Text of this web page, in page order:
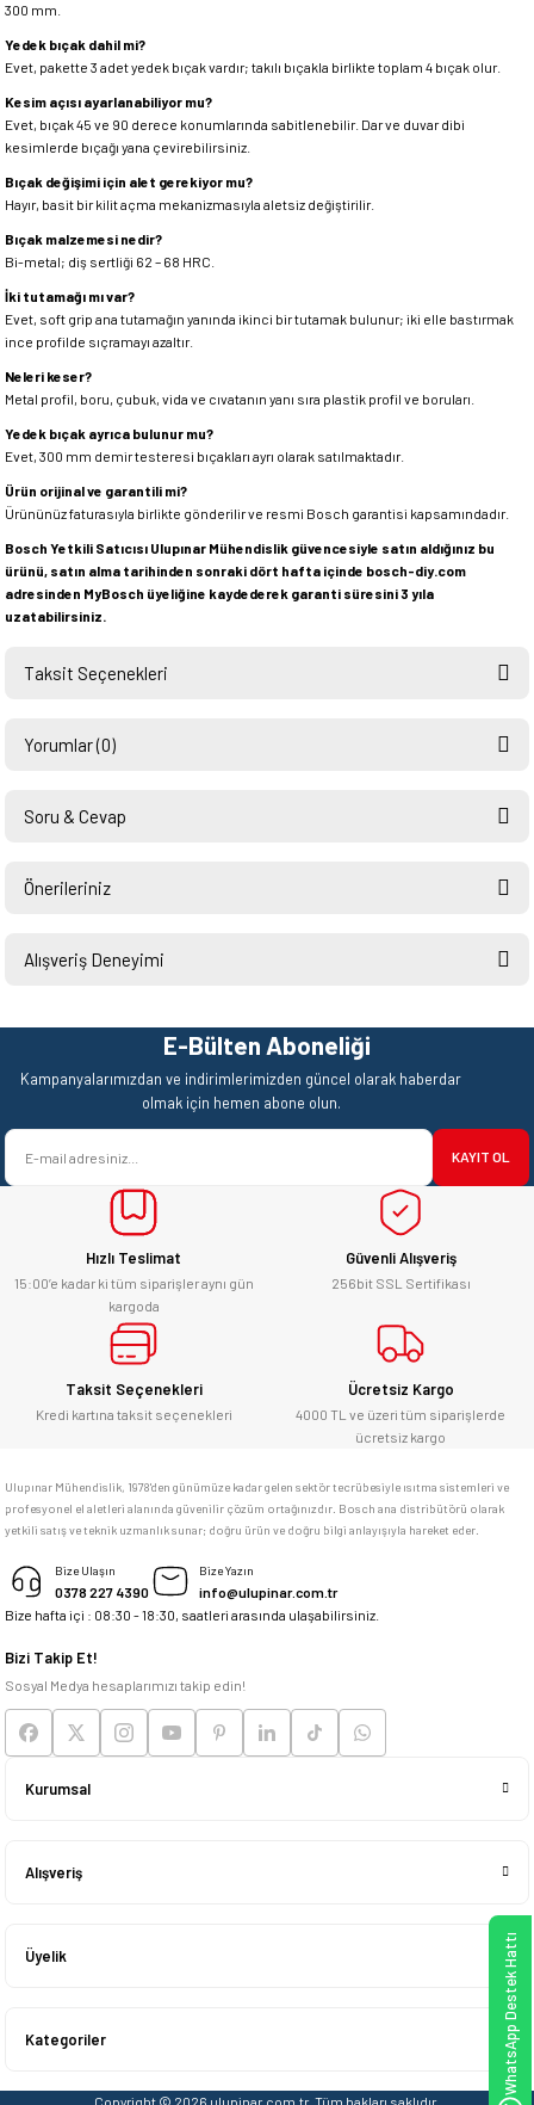
300 mm.
Yedek bıçak dahil mi?
Evet, pakette 3 adet yedek bıçak vardır; takılı bıçakla birlikte toplam 4 bıçak olur.
Kesim açısı ayarlanabiliyor mu?
Evet, bıçak 45 ve 90 derece konumlarında sabitlenebilir. Dar ve duvar dibi
kesimlerde bıçağı yana çevirebilirsiniz.
Bıçak değişimi için alet gerekiyor mu?
Hayır, basit bir kilit açma mekanizmasıyla aletsiz değiştirilir.
Bıçak malzemesi nedir?
Bi-metal; diş sertliği 62 – 68 HRC.
İki tutamağı mı var?
Evet, soft grip ana tutamağın yanında ikinci bir tutamak bulunur; iki elle bastırmak
ince profilde sıçramayı azaltır.
Neleri keser?
Metal profil, boru, çubuk, vida ve cıvatanın yanı sıra plastik profil ve boruları.
Yedek bıçak ayrıca bulunur mu?
Evet, 300 mm demir testeresi bıçakları ayrı olarak satılmaktadır.
Ürün orijinal ve garantili mi?
Ürününüz faturasıyla birlikte gönderilir ve resmi Bosch garantisi kapsamındadır.
Bosch Yetkili Satıcısı Ulupınar Mühendislik güvencesiyle satın aldığınız bu
ürünü, satın alma tarihinden sonraki dört hafta içinde bosch-diy.com
adresinden MyBosch üyeliğine kaydederek garanti süresini 3 yıla
uzatabilirsiniz.
Taksit Seçenekleri
Yorumlar (0)
Soru & Cevap
Önerileriniz
yetersiz gördüğünüz noktaları öneri formunu kullanarak tarafımıza
Ürün resmi kalitesiz, bozuk veya görüntülenemiyor.
Ürün açıklamasında eksik bilgiler bulunuyor.
Ürün bilgilerinde hatalar bulunuyor.
Ürün fiyatı diğer sitelerden daha pahalı.
Bu ürüne benzer farklı alternatifler olmalı.
Alışveriş Deneyimi
Teşekkürler.
Mehmet Kendi | 18/06/2026
satışı ve alış veriş deneyimi gayet
başarılı. hayırlı işler. teşekkürler.
yücel çağatay uzun | 12/06/2026
Kesinlikle orjinal ürün, güvenerek
alabilirsiniz.
E... Ü... | 10/06/2026
Bosch marka alet alacaksam kesinlikle
adresim Ulupınar.com.tr
memnun kaldım
Deneyimini Paylaş
E-Bülten Aboneliği
Kampanyalarımızdan ve indirimlerimizden güncel olarak haberdar
olmak için hemen abone olun.
KAYIT OL
Hızlı Teslimat
15:00’e kadar ki tüm siparişler aynı gün
kargoda
Güvenli Alışveriş
256bit SSL Sertifikası
Taksit Seçenekleri
Kredi kartına taksit seçenekleri
Ücretsiz Kargo
4000 TL ve üzeri tüm siparişlerde
ücretsiz kargo
Ulupınar Mühendislik, 1978'den günümüze kadar gelen sektör tecrübesiyle ısıtma sistemleri ve
profesyonel el aletleri alanında güvenilir çözüm ortağınızdır. Bosch ana distribütörü olarak
yetkili satış ve teknik uzmanlık sunar; doğru ürün ve doğru bilgi anlayışıyla hareket eder.
Bize Ulaşın
0378 227 4390
Bize Yazın
info@ulupinar.com.tr
Bize hafta içi : 08:30 - 18:30, saatleri arasında ulaşabilirsiniz.
Bizi Takip Et!
Sosyal Medya hesaplarımızı takip edin!
Kurumsal
Alışveriş
Üyelik
Kategoriler
Copyright © 2026 ulupinar.com.tr, Tüm hakları saklıdır.
WhatsApp Destek Hattı